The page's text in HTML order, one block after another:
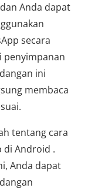
Anda dapat
secara
penyimpanan
ini
membaca
tentang cara
di Android .
Anda dapat